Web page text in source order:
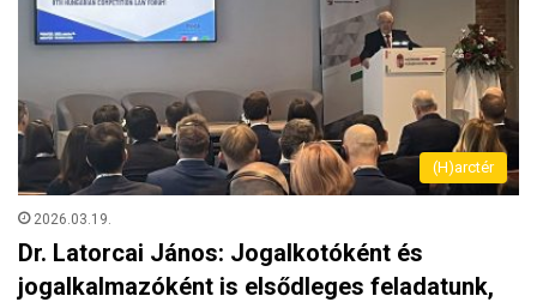
(H)arctér
2026.03.19.
Dr. Latorcai János: Jogalkotóként és
jogalkalmazóként is elsődleges feladatunk,